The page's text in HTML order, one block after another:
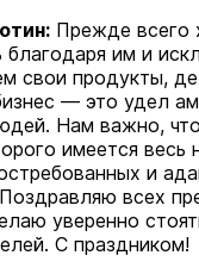
Прежде всего
благодаря им и
свои продукты,
— это удел
Нам важно,
имеется
и
всех
уверенно
С праздником!